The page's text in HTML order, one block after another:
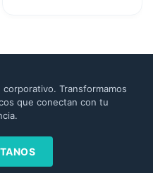
Transformamos
que conectan con tu